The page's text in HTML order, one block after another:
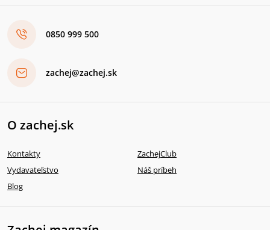
0850 999 500
zachej@zachej.sk
O zachej.sk
Kontakty
ZachejClub
Vydavateľstvo
Náš príbeh
Blog